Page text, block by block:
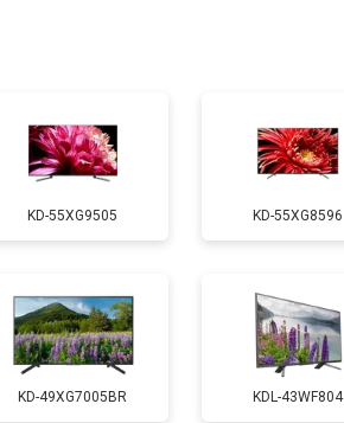
2600 ₽ Заказать
3500 ₽ Заказать
5200 ₽ Заказать
3100 ₽ Заказать
KD-55XG9505 KD-55XG8596
KD-49XG7005BR KDL-43WF804